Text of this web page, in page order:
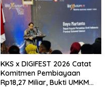
KKS x DIGIFEST 2026 Catat
Komitmen Pembiayaan
Rp18,27 Miliar, Bukti UMKM